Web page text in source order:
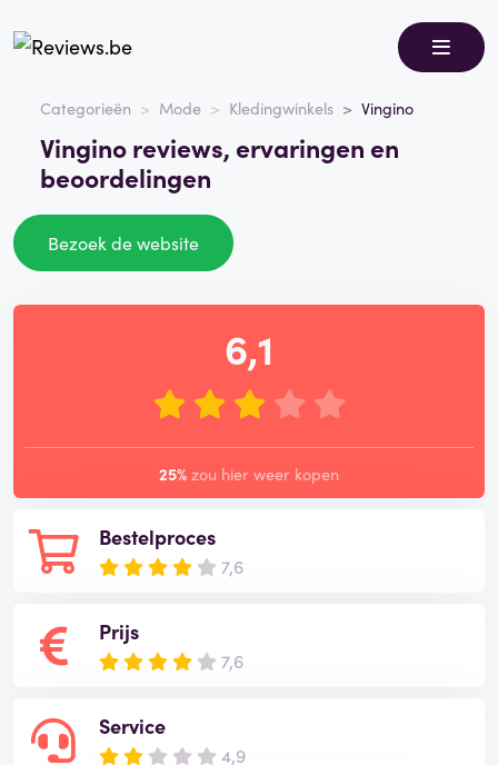
Categorieën Mode Kledingwinkels Vingino
Vingino reviews, ervaringen en
beoordelingen
Bezoek de website
Bestelproces
7,6
Prijs
7,6
Service
4,9
6,1
25% zou hier weer kopen